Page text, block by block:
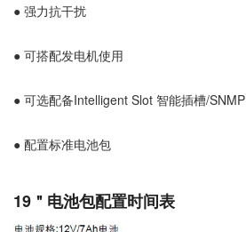
● 强力抗干扰
● 可搭配发电机使用
● 可选配备Intelligent Slot 智能插槽/SNMP
● 配置标准电池包
19＂电池包配置时间表